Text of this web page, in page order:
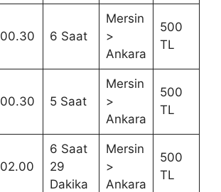
00.30 6 Saat
Mersin
>
Ankara
500
TL
00.30 5 Saat
Mersin
>
Ankara
500
TL
02.00
6 Saat
29
Dakika
Mersin
>
Ankara
500
TL